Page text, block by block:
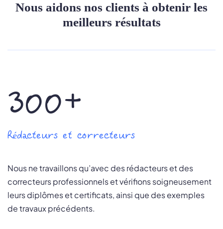
Nous aidons nos clients à obtenir les
meilleurs résultats
300+
Rédacteurs et correcteurs
Nous ne travaillons qu’avec des rédacteurs et des
correcteurs professionnels et vérifions soigneusement
leurs diplômes et certificats, ainsi que des exemples
de travaux précédents.